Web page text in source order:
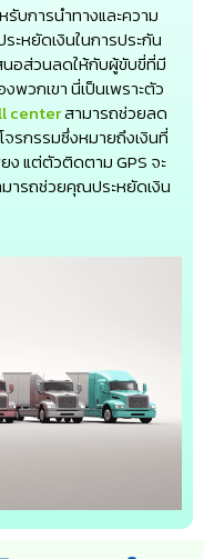
บการนำทางและความ
หยัดเงินในการประกัน
อส่วนลดให้กับผู้ขับขี่ที่มี
วกเขา นี่เป็นเพราะตัว
centerสามารถช่วยลด
จรกรรมซึ่งหมายถึงเงินที่
ง แต่ตัวติดตาม GPS จะ
ารถช่วยคุณประหยัดเงิน